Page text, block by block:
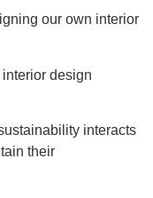
our own interior
design
interacts
their